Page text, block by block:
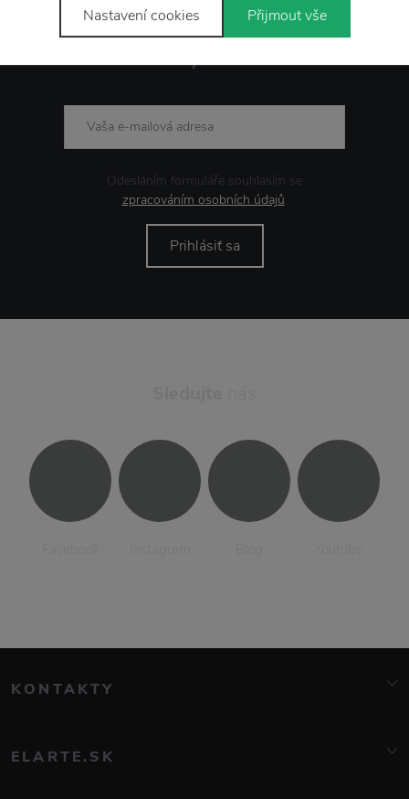
Novinkye-mailom
Odesláním formuláře souhlasím se
zpracováním osobních údajů.
Prihlásiť sa
KONTAKTY
+420 776 081 000
ELARTE.SK
Nastavení cookies Přijmout vše